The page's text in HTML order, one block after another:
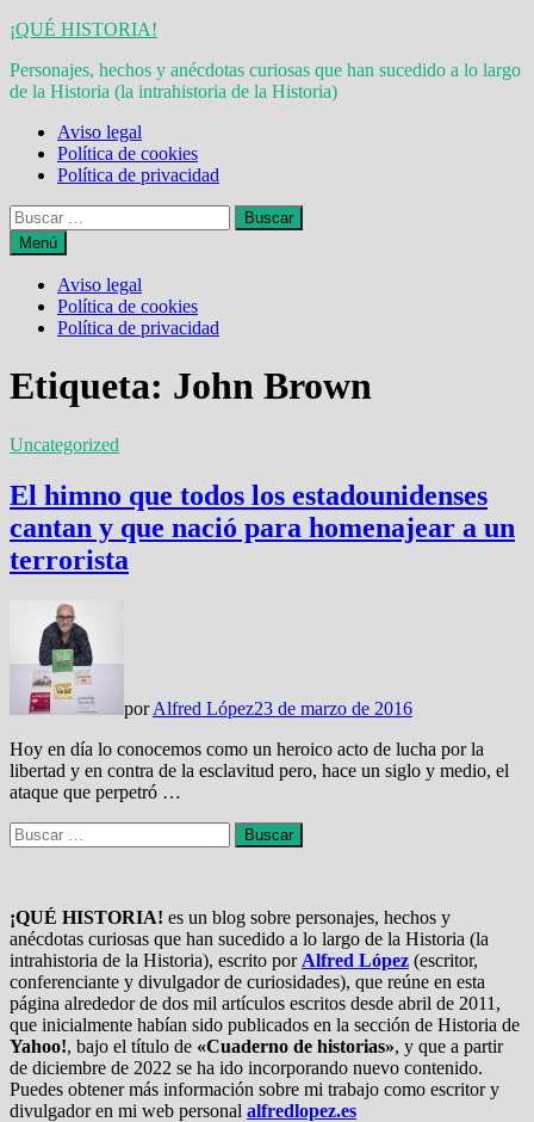
Saltar
contenido
¡QUÉ HISTORIA!
Personajes, hechos y anécdotas curiosas que han sucedido a lo largo
de la Historia (la intrahistoria de la Historia)
Aviso legal
Política de cookies
Política de privacidad
Buscar:
Menú
Aviso legal
Política de cookies
Política de privacidad
Etiqueta: John Brown
Uncategorized
El himno que todos los estadounidenses
cantan y que nació para homenajear a un
terrorista
porAlfred López23 de marzo de 2016
Hoy en día lo conocemos como un heroico acto de lucha por la
libertad y en contra de la esclavitud pero, hace un siglo y medio, el
ataque que perpetró …
Buscar:
¡QUÉ HISTORIA! es un blog sobre personajes, hechos y
anécdotas curiosas que han sucedido a lo largo de la Historia (la
intrahistoria de la Historia), escrito por Alfred López (escritor,
conferenciante y divulgador de curiosidades), que reúne en esta
página alrededor de dos mil artículos escritos desde abril de 2011,
que inicialmente habían sido publicados en la sección de Historia de
Yahoo!, bajo el título de «Cuaderno de historias», y que a partir
de diciembre de 2022 se ha ido incorporando nuevo contenido.
Puedes obtener más información sobre mi trabajo como escritor y
divulgador en mi web personal alfredlopez.es